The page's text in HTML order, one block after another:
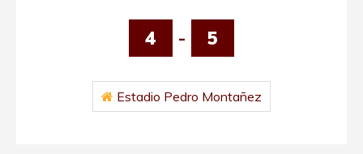
4 - 5
Estadio Pedro Montañez